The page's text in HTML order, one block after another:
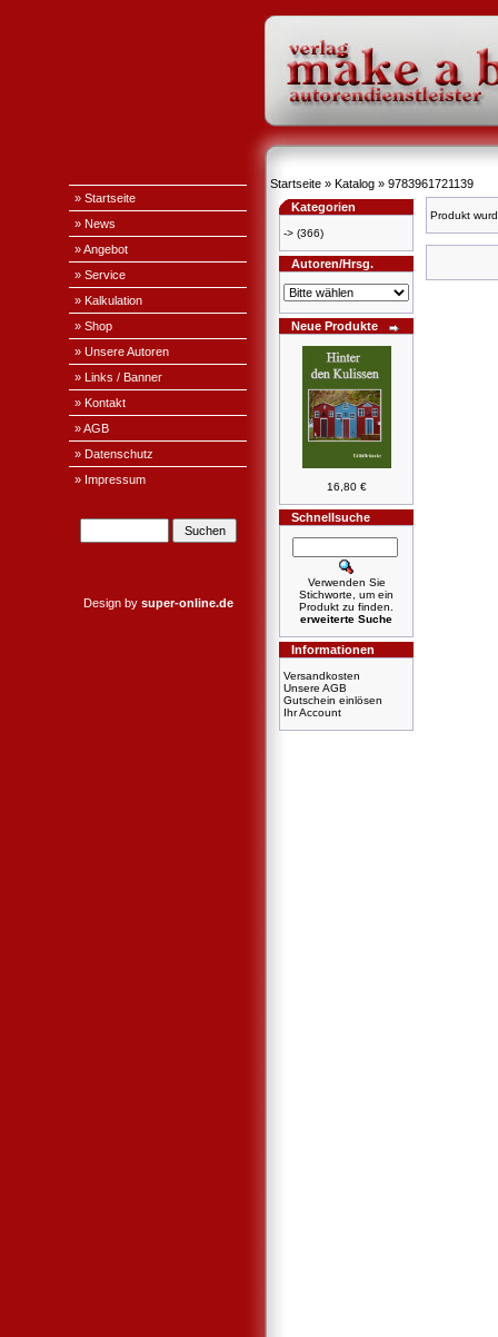
» Startseite
» News
» Angebot
» Service
» Kalkulation
» Shop
» Unsere Autoren
» Links / Banner
» Kontakt
» AGB
» Datenschutz
» Impressum
Design by super-online.de
Startseite » Katalog » 9783961721139
Kategorien
-> (366)
Autoren/Hrsg.
Neue Produkte
16,80 €
Schnellsuche
Verwenden Sie
Stichworte, um ein
Produkt zu finden.
erweiterte Suche
Informationen
Versandkosten
Unsere AGB
Gutschein einlösen
Ihr Account
Produkt